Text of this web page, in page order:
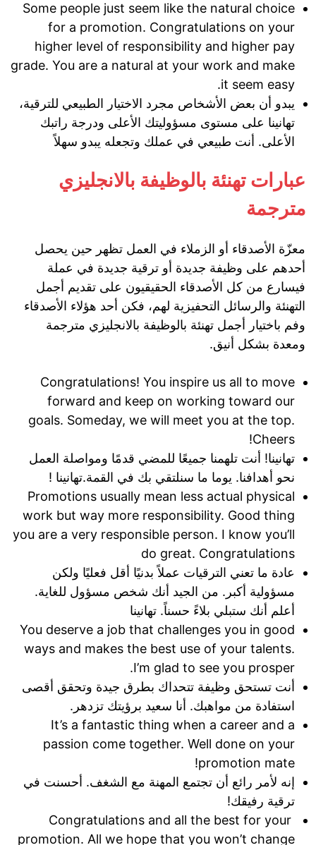
Some people just seem like the natural choice
for a promotion. Congratulations on your
higher level of responsibility and higher pay
grade. You are a natural at your work and make
it seem easy.
يبدو أن بعض الأشخاص مجرد الاختيار الطبيعي للترقية،
تهانينا على مستوى مسؤوليتك الأعلى ودرجة راتبك
الأعلى. أنت طبيعي في عملك وتجعله يبدو سهلاً
عبارات تهنئة بالوظيفة بالانجليزي
مترجمة
معزّة الأصدقاء أو الزملاء في العمل تظهر حين يحصل
أحدهم على وظيفة جديدة أو ترقية جديدة في عملة
فيسارع من كل الأصدقاء الحقيقيون على تقديم أجمل
التهنئة والرسائل التحفيزية لهم، فكن أحد هؤلاء الأصدقاء
وفم باختيار أجمل تهنئة بالوظيفة بالانجليزي مترجمة
ومعدة بشكل أنيق.
Congratulations! You inspire us all to move
forward and keep on working toward our
goals. Someday, we will meet you at the top.
Cheers!
تهانينا! أنت تلهمنا جميعًا للمضي قدمًا ومواصلة العمل
نحو أهدافنا. يوما ما سنلتقي بك في القمة.تهانينا !
Promotions usually mean less actual physical
work but way more responsibility. Good thing
you are a very responsible person. I know you’ll
do great. Congratulations
عادة ما تعني الترقيات عملاً بدنيًا أقل فعليًا ولكن
مسؤولية أكبر. من الجيد أنك شخص مسؤول للغاية.
أعلم أنك ستبلي بلاءً حسناً. تهانينا
You deserve a job that challenges you in good
ways and makes the best use of your talents.
I’m glad to see you prosper.
أنت تستحق وظيفة تتحداك بطرق جيدة وتحقق أقصى
استفادة من مواهبك. أنا سعيد برؤيتك تزدهر.
It’s a fantastic thing when a career and a
passion come together. Well done on your
promotion mate!
إنه لأمر رائع أن تجتمع المهنة مع الشغف. أحسنت في
ترقية رفيقك!
Congratulations and all the best for your
promotion. All we hope that you won’t change